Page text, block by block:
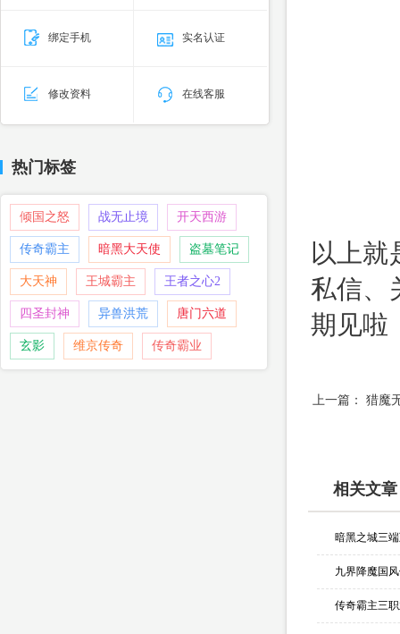
绑定手机 实名认证
修改资料 在线客服
热门标签
倾国之怒 战无止境 开天西游
传奇霸主 暗黑大天使 盗墓笔记
大天神 王城霸主 王者之心2
四圣封神 异兽洪荒 唐门六道
玄影 维京传奇 传奇霸业
以上
私信、
期见啦
上一篇： 猎魔
相关文章
暗黑之城三
九界降魔国